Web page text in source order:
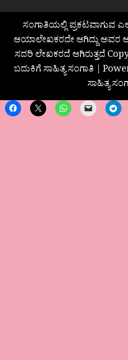
ಸಂಗಾತಿಯಲ್ಲಿ ಪ್ರಕಟವಾಗುವ
ಆಯಾಲೇಖಕರದೇ ಆಗಿದ್ದು ಅವರ
ಸದರಿ ಲೇಖಕರದೆ ಆಗಿರುತ್ತದೆ
ಬದುಕಿಗೆ ಸಾಹಿತ್ಯ ಸಂಗಾತಿ |
ಸಾಹಿತ್ಯ